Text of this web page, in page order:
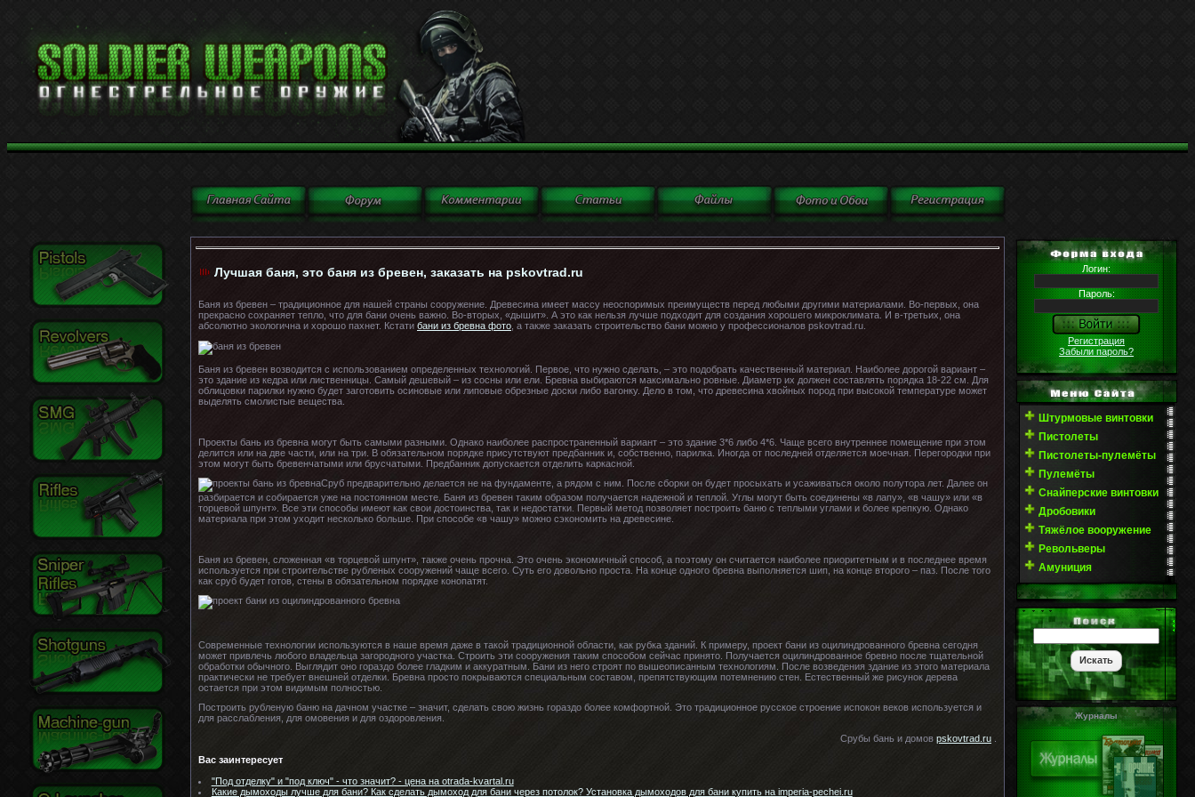
Лучшая баня, это баня из бревен, заказать на pskovtrad.ru
Баня из бревен – традиционное для нашей страны сооружение. Древесина имеет массу неоспоримых преимуществ перед любыми другими материалами. Во-первых, она
прекрасно сохраняет тепло, что для бани очень важно. Во-вторых, «дышит». А это как нельзя лучше подходит для создания хорошего микроклимата. И в-третьих, она
абсолютно экологична и хорошо пахнет. Кстати бани из бревна фото , а также заказать строительство бани можно у профессионалов pskovtrad.ru.
Баня из бревен возводится с использованием определенных технологий. Первое, что нужно сделать, – это подобрать качественный материал. Наиболее дорогой вариант –
это здание из кедра или лиственницы. Самый дешевый – из сосны или ели. Бревна выбираются максимально ровные. Диаметр их должен составлять порядка 18-22 см. Для
облицовки парилки нужно будет заготовить осиновые или липовые обрезные доски либо вагонку. Дело в том, что древесина хвойных пород при высокой температуре может
выделять смолистые вещества.
Проекты бань из бревна могут быть самыми разными. Однако наиболее распространенный вариант – это здание 3*6 либо 4*6. Чаще всего внутреннее помещение при этом
делится или на две части, или на три. В обязательном порядке присутствуют предбанник и, собственно, парилка. Иногда от последней отделяется моечная. Перегородки при
этом могут быть бревенчатыми или брусчатыми. Предбанник допускается отделить каркасной.
Сруб предварительно делается не на фундаменте, а рядом с ним. После сборки он будет просыхать и усаживаться около полутора лет. Далее он
разбирается и собирается уже на постоянном месте. Баня из бревен таким образом получается надежной и теплой. Углы могут быть соединены «в лапу», «в чашу» или «в
торцевой шпунт». Все эти способы имеют как свои достоинства, так и недостатки. Первый метод позволяет построить баню с теплыми углами и более крепкую. Однако
материала при этом уходит несколько больше. При способе «в чашу» можно сэкономить на древесине.
Баня из бревен, сложенная «в торцевой шпунт», также очень прочна. Это очень экономичный способ, а поэтому он считается наиболее приоритетным и в последнее время
используется при строительстве рубленых сооружений чаще всего. Суть его довольно проста. На конце одного бревна выполняется шип, на конце второго – паз. После того
как сруб будет готов, стены в обязательном порядке конопатят.
Современные технологии используются в наше время даже в такой традиционной области, как рубка зданий. К примеру, проект бани из оцилиндрованного бревна сегодня
может привлечь любого владельца загородного участка. Строить эти сооружения таким способом сейчас принято. Получается оцилиндрованное бревно после тщательной
обработки обычного. Выглядит оно гораздо более гладким и аккуратным. Бани из него строят по вышеописанным технологиям. После возведения здание из этого материала
практически не требует внешней отделки. Бревна просто покрываются специальным составом, препятствующим потемнению стен. Естественный же рисунок дерева
остается при этом видимым полностью.
Построить рубленую баню на дачном участке – значит, сделать свою жизнь гораздо более комфортной. Это традиционное русское строение испокон веков используется и
для расслабления, для омовения и для оздоровления.
Срубы бань и домов pskovtrad.ru
Вас заинтересует
"Под отделку" и "под ключ" - что значит? - цена на otrada-kvartal.ru
Какие дымоходы лучше для бани? Как сделать дымоход для бани через потолок? Установка дымоходов для бани купить на imperia-pechei.ru
Логин:
Пароль:
Регистрация
Забыли пароль?
Штурмовые винтовки
Пистолеты
Пистолеты-пулемёты
Пулемёты
Снайперские винтовки
Дробовики
Тяжёлое вооружение
Револьверы
Амуниция
Журналы